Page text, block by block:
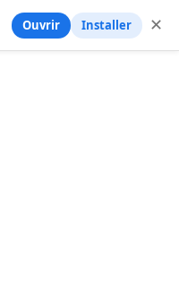
Ouvrir Installer ✕